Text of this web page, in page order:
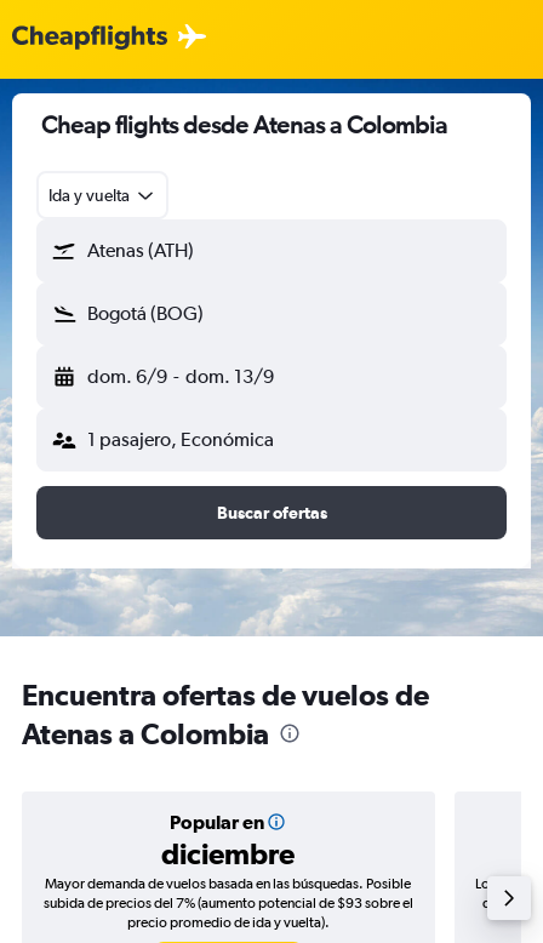
Cheap flights desde Atenas a Colombia
Ida y vuelta
Atenas (ATH)
Bogotá (BOG)
dom. 6/9 - dom. 13/9
1 pasajero, Económica
Buscar ofertas
Encuentra ofertas de vuelos de
Atenas a Colombia
Popular en
diciembre
Mayor demanda de vuelos basada en las búsquedas. Posible
subida de precios del 7% (aumento potencial de $93 sobre el
precio promedio de ida y vuelta).
Los
de